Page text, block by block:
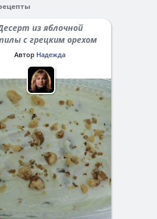
с грецким орехом
Автор Надежда